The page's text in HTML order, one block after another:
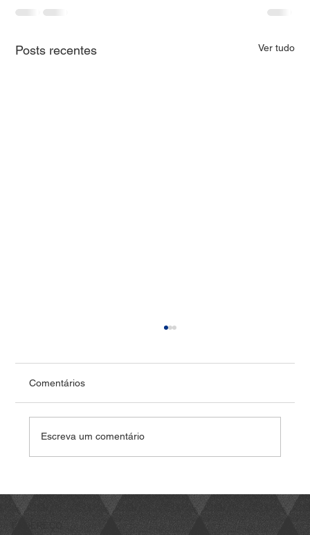
Posts recentes Ver tudo
de R$1,8 bi
<p>A parceria estratégia se inicia com o
clean tech de soluções para
Comentários
Escreva um comentário
ENDEREÇO